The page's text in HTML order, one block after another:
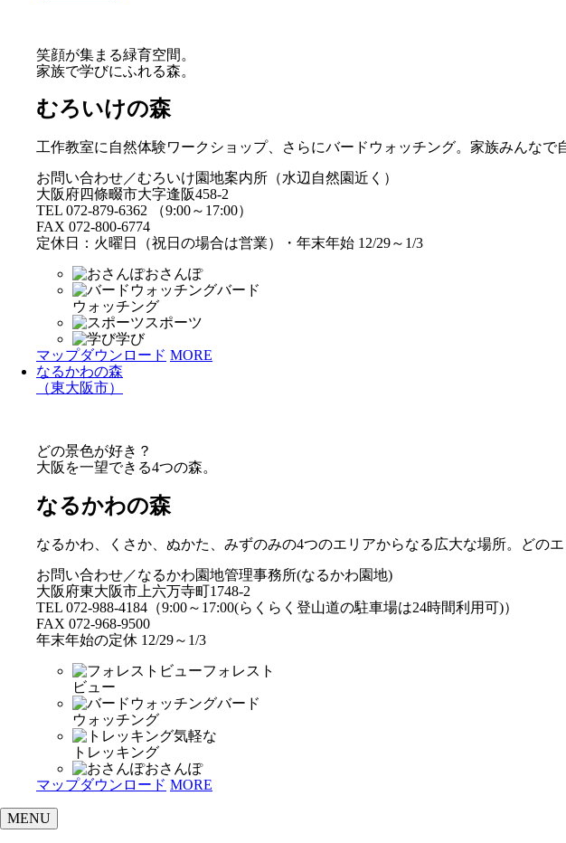
笑顔が集まる緑育空間。
家族で学びにふれる森。
むろいけの森
工作教室に自然体験ワークショップ、さらにバードウォッチング。家族みんな
お問い合わせ／むろいけ園地案内所（水辺自然園近く）
大阪府四條畷市大字逢阪458-2
TEL 072-879-6362 （9:00～17:00）
FAX 072-800-6774
定休日：火曜日（祝日の場合は営業）・年末年始 12/29～1/3
おさんぽ
バード
ウォッチング
スポーツ
学び
マップダウンロード MORE
なるかわの森
（東大阪市）
どの景色が好き？
大阪を一望できる4つの森。
なるかわの森
なるかわ、くさか、ぬかた、みずのみの4つのエリアからなる広大な場所。どの
お問い合わせ／なるかわ園地管理事務所(なるかわ園地)
大阪府東大阪市上六万寺町1748-2
TEL 072-988-4184（9:00～17:00(らくらく登山道の駐車場は24時間利用可)）
FAX 072-968-9500
年末年始の定休 12/29～1/3
フォレスト
ビュー
バード
ウォッチング
気軽な
トレッキング
おさんぽ
マップダウンロード MORE
MENU